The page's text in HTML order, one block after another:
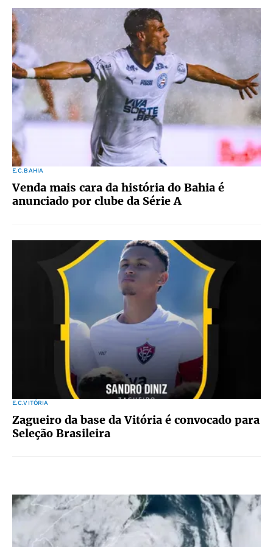
E.C.BAHIA
Venda mais cara da história do Bahia é
anunciado por clube da Série A
E.C.VITÓRIA
Zagueiro da base da Vitória é convocado para
Seleção Brasileira